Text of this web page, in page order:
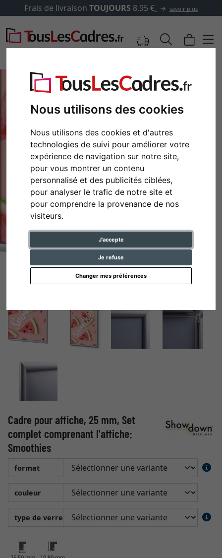
Nous utilisons des cookies
Nous utilisons des cookies et d'autres
technologies de suivi pour améliorer votre
expérience de navigation sur notre site,
pour vous montrer un contenu
personnalisé et des publicités ciblées,
pour analyser le trafic de notre site et
pour comprendre la provenance de nos
visiteurs.
J'accepte
Je refuse
Changer mes préférences
Frais de livraison TOUJOURS 8,95 € savoir plus
Retour
Cadre pour affiche, 25 mm, Set
complet comprenant l'affiche:
Smoothies
format
couleur
type de verre